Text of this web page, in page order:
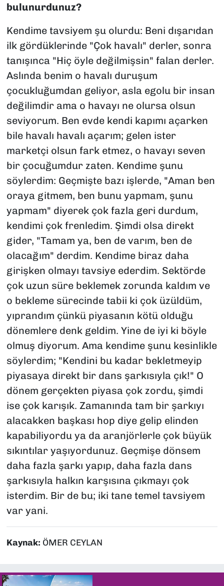
bulunurdunuz?
Kendime tavsiyem şu olurdu: Beni dışarıdan
ilk gördüklerinde "Çok havalı" derler, sonra
tanışınca "Hiç öyle değilmişsin" falan derler.
Aslında benim o havalı duruşum
çocukluğumdan geliyor, asla egolu bir insan
değilimdir ama o havayı ne olursa olsun
seviyorum. Ben evde kendi kapımı açarken
bile havalı havalı açarım; gelen ister
marketçi olsun fark etmez, o havayı seven
bir çocuğumdur zaten. Kendime şunu
söylerdim: Geçmişte bazı işlerde, "Aman ben
oraya gitmem, ben bunu yapmam, şunu
yapmam" diyerek çok fazla geri durdum,
kendimi çok frenledim. Şimdi olsa direkt
gider, "Tamam ya, ben de varım, ben de
olacağım" derdim. Kendime biraz daha
girişken olmayı tavsiye ederdim. Sektörde
çok uzun süre beklemek zorunda kaldım ve
o bekleme sürecinde tabii ki çok üzüldüm,
yıprandım çünkü piyasanın kötü olduğu
dönemlere denk geldim. Yine de iyi ki böyle
olmuş diyorum. Ama kendime şunu kesinlikle
söylerdim; "Kendini bu kadar bekletmeyip
piyasaya direkt bir dans şarkısıyla çık!" O
dönem gerçekten piyasa çok zordu, şimdi
ise çok karışık. Zamanında tam bir şarkıyı
alacakken başkası hop diye gelip elinden
kapabiliyordu ya da aranjörlerle çok büyük
sıkıntılar yaşıyordunuz. Geçmişe dönsem
daha fazla şarkı yapıp, daha fazla dans
şarkısıyla halkın karşısına çıkmayı çok
isterdim. Bir de bu; iki tane temel tavsiyem
var yani.
Kaynak: ÖMER CEYLAN